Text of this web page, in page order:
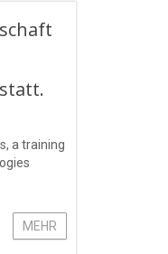
a training
MEHR